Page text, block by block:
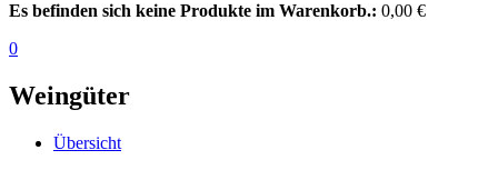
Es befinden sich keine Produkte im Warenkorb.: 0,00 €
0
Weingüter
Übersicht